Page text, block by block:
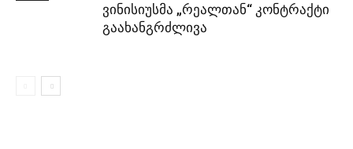
ვინისიუსმა „რეალთან“ კონტრაქტი
გაახანგრძლივა